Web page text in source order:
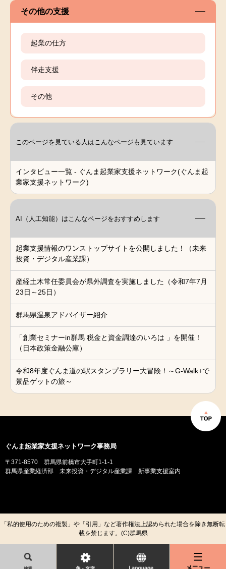
その他の支援
起業の仕方
伴走支援
その他
このページを見ている人は こんなページも見ています
インタビュー一覧 - ぐんま起業家支援ネットワーク(ぐんま起
業家支援ネットワーク)
AI（人工知能）は こんなページをおすすめします
起業支援情報のワンストップサイトを公開しました！（未来
投資・デジタル産業課）
産経土木常任委員会が県外調査を実施しました（令和7年7月
23日～25日）
群馬県温泉アドバイザー紹介
「創業セミナーin群馬 税金と資金調達のいろは 」を開催！
（日本政策金融公庫）
令和8年度ぐんま道の駅スタンプラリー大冒険！～G-Walk+で
景品ゲットの旅～
ぐんま起業家支援ネットワーク事務局
〒371-8570 群馬県前橋市大手町1-1-1
群馬県産業経済部 未来投資・デジタル産業課 新事業支援室内
「私的使用のための複製」や「引用」など著作権法上認められた場合を除き無断転
載を禁じます。(C)群馬県